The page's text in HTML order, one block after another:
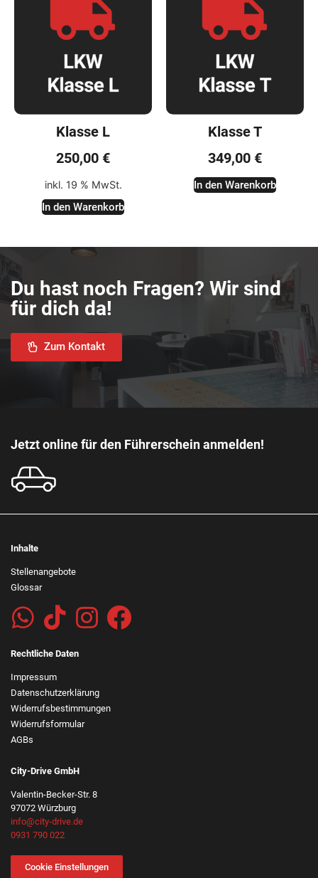
Klasse L
250,00 €
inkl. 19 % MwSt.
In den Warenkorb
Klasse T
349,00 €
In den Warenkorb
Du hast noch Fragen? Wir sind
für dich da!
Zum Kontakt
Jetzt online für den Führerschein anmelden!
Inhalte
Stellenangebote
Glossar
Rechtliche Daten
Impressum
Datenschutzerklärung
Widerrufsbestimmungen
Widerrufsformular
AGBs
City-Drive GmbH
Valentin-Becker-Str. 8
97072 Würzburg
info@city-drive.de
0931 790 022
Cookie Einstellungen